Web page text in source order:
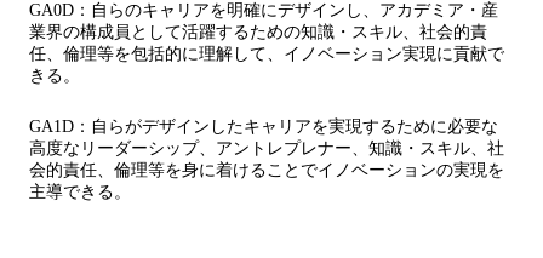
GA0D：自らのキャリアを明確にデザインし、アカデミア・産
業界の構成員として活躍するための知識・スキル、社会的責
任、倫理等を包括的に理解して、イノベーション実現に貢献で
きる。
GA1D：自らがデザインしたキャリアを実現するために必要な
高度なリーダーシップ、アントレプレナー、知識・スキル、社
会的責任、倫理等を身に着けることでイノベーションの実現を
主導できる。